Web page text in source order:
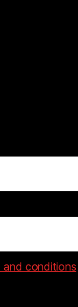
and conditions